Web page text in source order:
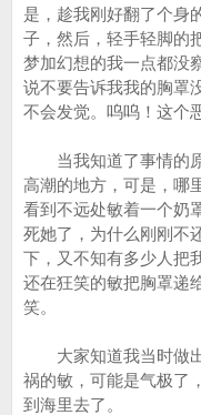
是，趁我刚好翻了个身
子，然后，轻手轻脚的
梦加幻想的我一点都没
说不要告诉我我的胸罩
不会发觉。呜呜！这个
当我知道了事情的原
高潮的地方，可是，哪
看到不远处敏着一个奶
死她了，为什么刚刚不
下，又不知有多少人把
还在狂笑的敏把胸罩递
笑。
大家知道我当时做出
祸的敏，可能是气极了
到海里去了。